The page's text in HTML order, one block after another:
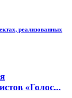
реализованных
«Голос...